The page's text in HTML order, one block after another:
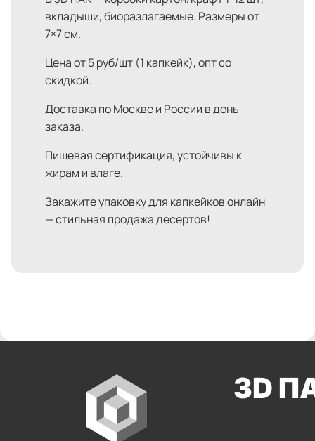
вкладыши, биоразлагаемые. Размеры от
7×7 см.
Цена от 5 руб/шт (1 капкейк), опт со
скидкой.
Доставка по Москве и России в день
заказа.
Пищевая сертификация, устойчивы к
жирам и влаге.
Закажите упаковку для капкейков онлайн
— стильная продажа десертов!
3D